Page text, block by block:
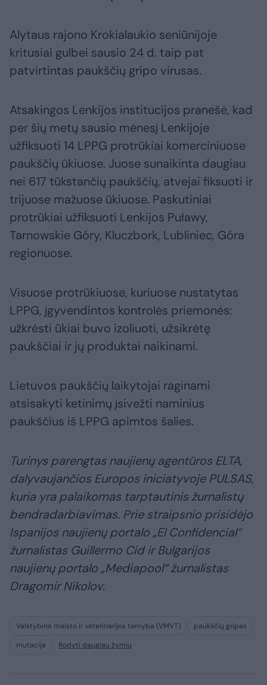
Alytaus rajono Krokialaukio seniūnijoje
kritusiai gulbei sausio 24 d. taip pat
patvirtintas paukščių gripo virusas.
Atsakingos Lenkijos institucijos pranešė, kad
per šių metų sausio mėnesį Lenkijoje
užfiksuoti 14 LPPG protrūkiai komerciniuose
paukščių ūkiuose. Juose sunaikinta daugiau
nei 617 tūkstančių paukščių, atvejai fiksuoti ir
trijuose mažuose ūkiuose. Paskutiniai
protrūkiai užfiksuoti Lenkijos Puławy,
Tarnowskie Góry, Kluczbork, Lubliniec, Góra
regionuose.
Visuose protrūkiuose, kuriuose nustatytas
LPPG, įgyvendintos kontrolės priemonės:
užkrėsti ūkiai buvo izoliuoti, užsikrėtę
paukščiai ir jų produktai naikinami.
Lietuvos paukščių laikytojai raginami
atsisakyti ketinimų įsivežti naminius
paukščius iš LPPG apimtos šalies.
Turinys parengtas naujienų agentūros ELTA,
dalyvaujančios Europos iniciatyvoje PULSAS,
kuria yra palaikomas tarptautinis žurnalistų
bendradarbiavimas. Prie straipsnio prisidėjo
Ispanijos naujienų portalo „El Confidencial“
žurnalistas Guillermo Cid ir Bulgarijos
naujienų portalo „Mediapool“ žurnalistas
Dragomir Nikolov.
Valstybinė maisto ir veterinarijos tarnyba (VMVT)
paukščių gripas
mutacija
Rodyti daugiau žymių